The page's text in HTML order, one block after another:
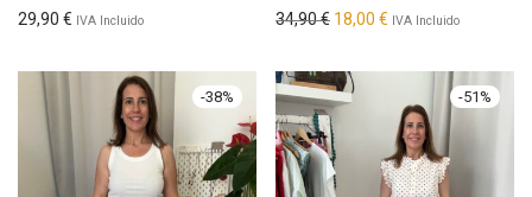
29,90 € IVA Incluido 34,90€ El precio original era:
18,00 € El precio actual es:
IVA Incluido
-38% -51 %